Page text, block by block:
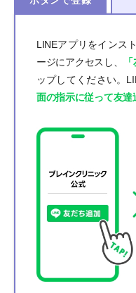
LINEアプリをインス
ージにアクセスし、
ップしてください。
面の指示に従って友達